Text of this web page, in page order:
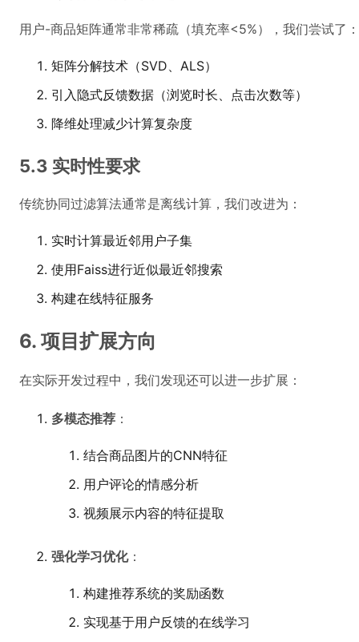
用户-商品矩阵通常非常稀疏（填充率<5%），我们尝试了：
矩阵分解技术（SVD、ALS）
引入隐式反馈数据（浏览时长、点击次数等）
降维处理减少计算复杂度
5.3 实时性要求
传统协同过滤算法通常是离线计算，我们改进为：
实时计算最近邻用户子集
使用Faiss进行近似最近邻搜索
构建在线特征服务
6. 项目扩展方向
在实际开发过程中，我们发现还可以进一步扩展：
多模态推荐 ：
结合商品图片的CNN特征
用户评论的情感分析
视频展示内容的特征提取
强化学习优化：
构建推荐系统的奖励函数
实现基于用户反馈的在线学习